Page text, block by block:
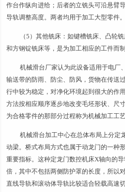
作台作纵向进给；后者的立铣头可沿悬臂
导轨调整高度。两者均用于加工大型零件。
（5）其他铣床：如键槽铣床、凸轮
和方钢锭铣床等，是为加工相应的工件而
机械滑台厂家认为此设备适用于电厂
输送带的防雨、防尘、防风，货物在传送
行中较为稳定，对净化环境起到很大的作
方法按相应顺序逐步地改变毛坯形状、尺
为合格零件的那部分过程称为机械加工工艺
机械滑台加工中心在总体布局上分定
动梁。桥式布局方式也属于动龙门的一种
重要指标。这种定龙门数控机床X轴向的
倍，其中不包括两侧防护罩的长度，所以
直线导轨和滚动体导轨比较适合轻载高速